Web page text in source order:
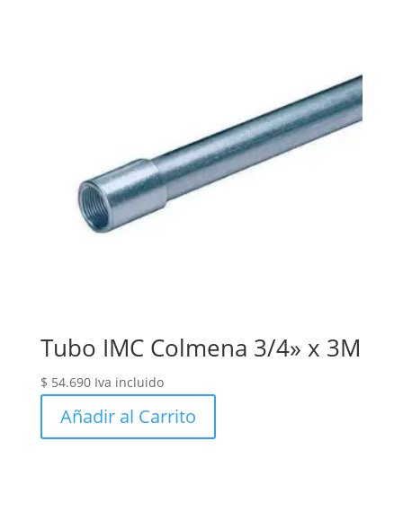
Tubo IMC Colmena 3/4» x 3M
$ 54.690 Iva incluido
Añadir al Carrito